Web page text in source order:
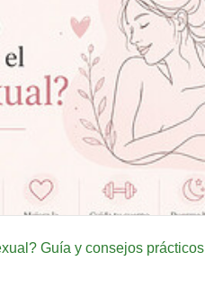
Guía y consejos prácticos